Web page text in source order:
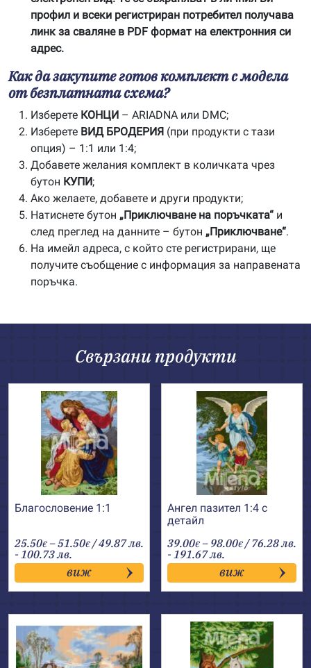
профил и всеки регистриран потребител получава
линк за сваляне в PDF формат на електронния си
адрес.
Как да закупите готов комплект с модела
от безплатната схема?
Изберете КОНЦИ – ARIADNA или DMC;
Изберете ВИД БРОДЕРИЯ (при продукти с тази
опция) – 1:1 или 1:4;
Добавете желания комплект в количката чрез
бутон КУПИ;
Ако желаете, добавете и други продукти;
Натиснете бутон „Приключване на поръчката“ и
след преглед на данните – бутон „Приключване“.
На имейл адреса, с който сте регистрирани, ще
получите съобщение с информация за направената
поръчка.
Свързани продукти
Благословение 1:1
25.50€ –51.50€Price
range:
25.50€
through
51.50€
/ 49.87 лв.
- 100.73 лв.
виж
Ангел пазител 1:4 с
детайл
39.00€ – 98.00€Price
range:
39.00€
through
98.00€
/ 76.28 лв.
- 191.67 лв.
виж